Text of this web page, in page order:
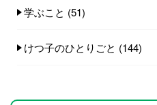
学ぶこと (51)
けつ子のひとりごと (144)